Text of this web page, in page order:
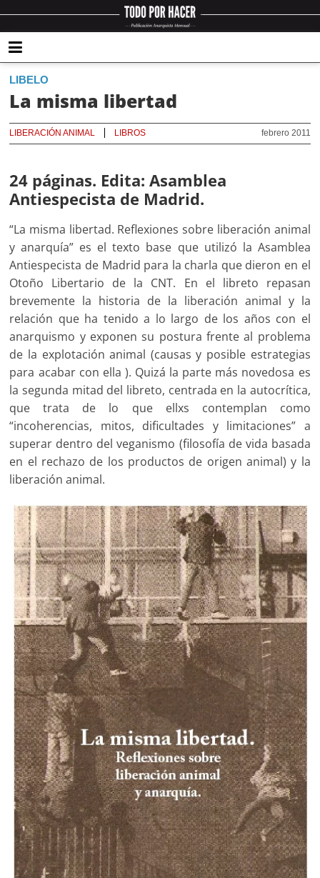
LIBELO
La misma libertad
febrero 2011
LIBERACIÓN ANIMAL LIBROS
24 páginas. Edita: Asamblea
Antiespecista de Madrid.
“La misma libertad. Reflexiones sobre liberación animal
y anarquía” es el texto base que utilizó la Asamblea
Antiespecista de Madrid para la charla que dieron en el
Otoño Libertario de la CNT. En el libreto repasan
brevemente la historia de la liberación animal y la
relación que ha tenido a lo largo de los años con el
anarquismo y exponen su postura frente al problema
de la explotación animal (causas y posible estrategias
para acabar con ella ). Quizá la parte más novedosa es
la segunda mitad del libreto, centrada en la autocrítica,
que trata de lo que ellxs contemplan como
“incoherencias, mitos, dificultades y limitaciones” a
superar dentro del veganismo (filosofía de vida basada
en el rechazo de los productos de origen animal) y la
liberación animal.